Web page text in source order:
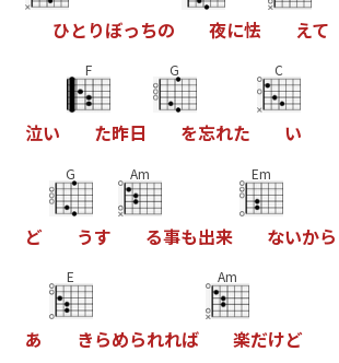
ひと りぼっちの 夜に怯 えて
泣い
F
た昨日
G
を忘れた
C
い
ど
G
うす
Am
る事も出来
Em
ないから
あ
E
きらめられれば
Am
楽だけど